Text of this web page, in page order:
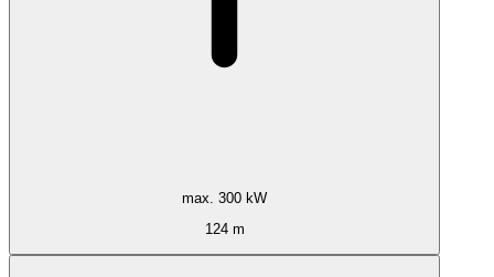
max. 300 kW
124 m